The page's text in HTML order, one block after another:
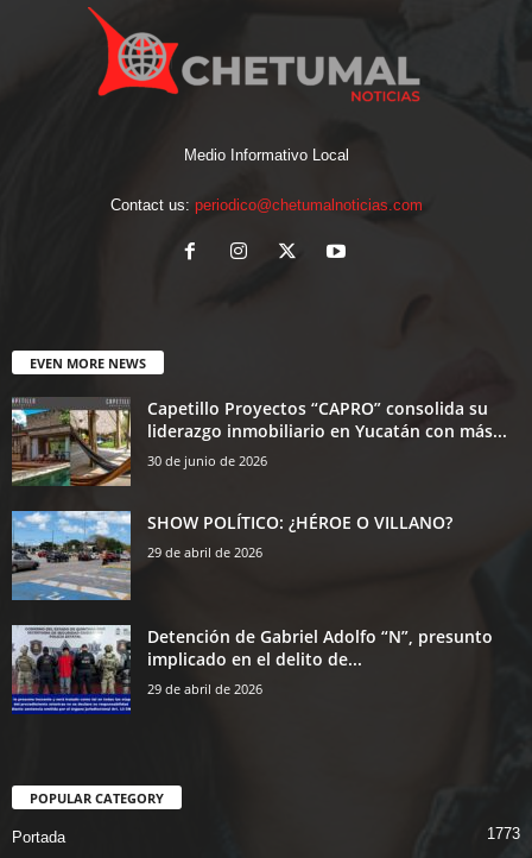
Medio Informativo Local
Contact us: periodico@chetumalnoticias.com
EVEN MORE NEWS
Capetillo Proyectos “CAPRO” consolida su
liderazgo inmobiliario en Yucatán con más...
30 de junio de 2026
SHOW POLÍTICO: ¿HÉROE O VILLANO?
29 de abril de 2026
Detención de Gabriel Adolfo “N”, presunto
implicado en el delito de...
29 de abril de 2026
POPULAR CATEGORY
Portada 1773